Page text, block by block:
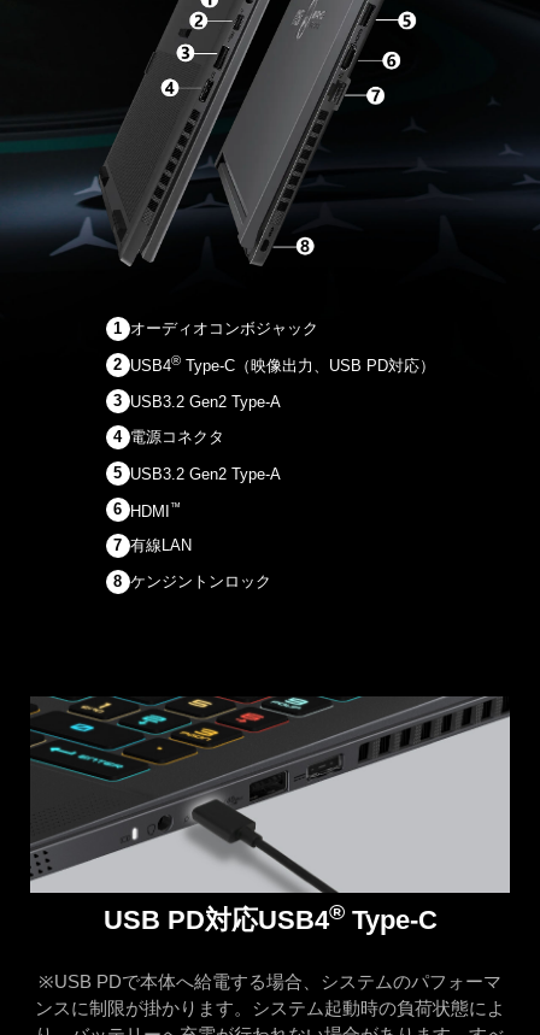
オーディオコンボジャック
USB4®Type-C（映像出力、USB PD対応）
USB3.2 Gen2 Type-A
電源コネクタ
USB3.2 Gen2 Type-A
HDMI ™
有線LAN
ケンジントンロック
USB PD対応USB4®Type-C
※USB PDで本体へ給電する場合、システムのパフォーマ
ンスに制限が掛かります。システム起動時の負荷状態によ